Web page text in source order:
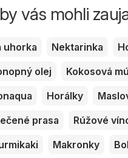
vás mohli
uhorka Nektarinka
olej Kokosová
Horálky
prasa Rúžové
Makronky